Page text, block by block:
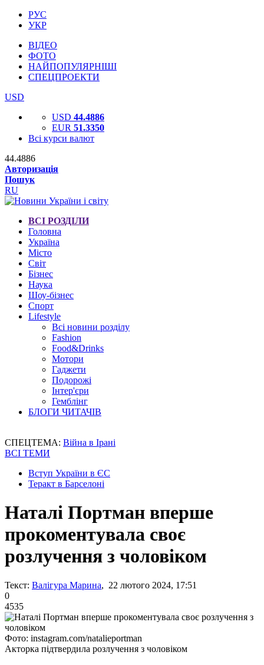
РУС
УКР
ВІДЕО
ФОТО
НАЙПОПУЛЯРНІШІ
СПЕЦПРОЕКТИ
USD
USD 44.4886
EUR 51.3350
Всі курси валют
44.4886
Авторизація
Пошук
RU
ВСІ РОЗДІЛИ
Головна
Україна
Місто
Світ
Бізнес
Наука
Шоу-бізнес
Спорт
Lifestyle
Всі новини розділу
Fashion
Food&Drinks
Мотори
Гаджети
Подорожі
Інтер'єри
Гемблінг
БЛОГИ ЧИТАЧІВ
СПЕЦТЕМА: Війна в Ірані
ВСІ ТЕМИ
Вступ України в ЄС
Теракт в Барселоні
Наталі Портман вперше
прокоментувала своє
розлучення з чоловіком
Текст: Валігура Марина, 22 лютого 2024, 17:51
0
4535
Фото: instagram.com/natalieportman
Акторка підтвердила розлучення з чоловіком